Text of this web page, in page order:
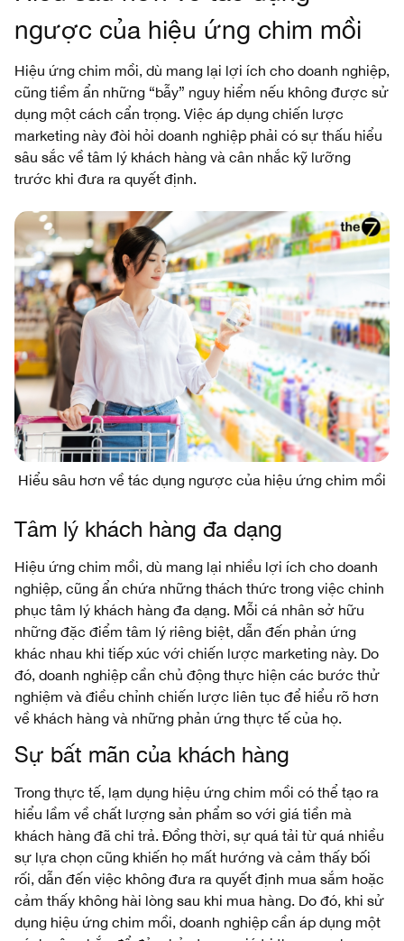
ngược của hiệu ứng chim mồi
Hiệu ứng chim mồi, dù mang lại lợi ích cho doanh nghiệp,
cũng tiềm ẩn những “bẫy” nguy hiểm nếu không được sử
dụng một cách cẩn trọng. Việc áp dụng chiến lược
marketing này đòi hỏi doanh nghiệp phải có sự thấu hiểu
sâu sắc về tâm lý khách hàng và cân nhắc kỹ lưỡng
trước khi đưa ra quyết định.
Hiểu sâu hơn về tác dụng ngược của hiệu ứng chim mồi
Tâm lý khách hàng đa dạng
Hiệu ứng chim mồi, dù mang lại nhiều lợi ích cho doanh
nghiệp, cũng ẩn chứa những thách thức trong việc chinh
phục tâm lý khách hàng đa dạng. Mỗi cá nhân sở hữu
những đặc điểm tâm lý riêng biệt, dẫn đến phản ứng
khác nhau khi tiếp xúc với chiến lược marketing này. Do
đó, doanh nghiệp cần chủ động thực hiện các bước thử
nghiệm và điều chỉnh chiến lược liên tục để hiểu rõ hơn
về khách hàng và những phản ứng thực tế của họ.
Sự bất mãn của khách hàng
Trong thực tế, lạm dụng hiệu ứng chim mồi có thể tạo ra
hiểu lầm về chất lượng sản phẩm so với giá tiền mà
khách hàng đã chi trả. Đồng thời, sự quá tải từ quá nhiều
sự lựa chọn cũng khiến họ mất hướng và cảm thấy bối
rối, dẫn đến việc không đưa ra quyết định mua sắm hoặc
cảm thấy không hài lòng sau khi mua hàng. Do đó, khi sử
dụng hiệu ứng chim mồi, doanh nghiệp cần áp dụng một